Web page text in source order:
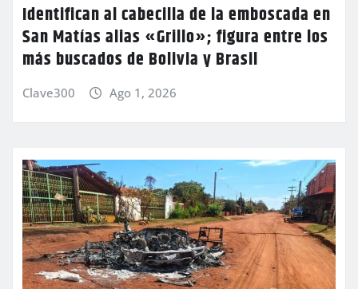
Identifican al cabecilla de la emboscada en
San Matías alias «Grillo»; figura entre los
más buscados de Bolivia y Brasil
Clave300 Ago 1, 2026